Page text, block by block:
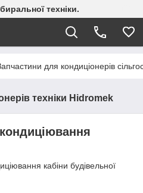
техніки.
для кондиціонерів
техніки Hidromek
кабіни будівельної